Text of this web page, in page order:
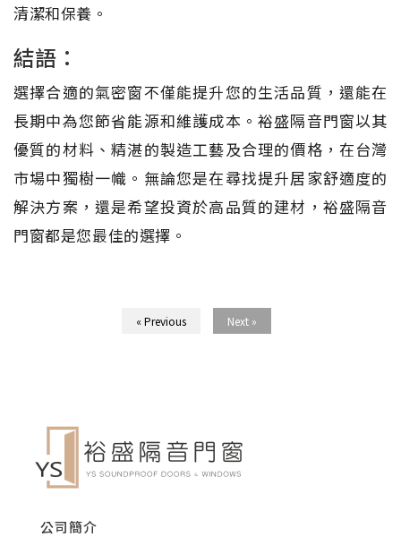
清潔和保養。
結語：
選擇合適的氣密窗不僅能提升您的生活品質，還能在
長期中為您節省能源和維護成本。裕盛隔音門窗以其
優質的材料、精湛的製造工藝及合理的價格，在台灣
市場中獨樹一幟。無論您是在尋找提升居家舒適度的
解決方案，還是希望投資於高品質的建材，裕盛隔音
門窗都是您最佳的選擇。
« Previous Next »
公司簡介